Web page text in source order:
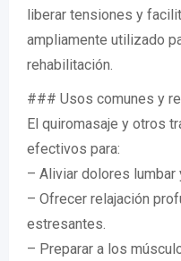
liberar tensiones y
ampliamente utilizado
rehabilitación.
### Usos comunes y
El quiromasaje y otros
efectivos para:
– Aliviar dolores lumbar
– Ofrecer relajación
estresantes.
– Preparar a los